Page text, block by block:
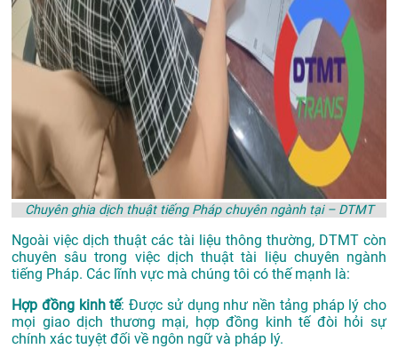
Chuyên ghia dịch thuật tiếng Pháp chuyên ngành tại – DTMT
Ngoài việc dịch thuật các tài liệu thông thường, DTMT còn
chuyên sâu trong việc dịch thuật tài liệu chuyên ngành
tiếng Pháp. Các lĩnh vực mà chúng tôi có thế mạnh là:
Hợp đồng kinh tế: Được sử dụng như nền tảng pháp lý cho
mọi giao dịch thương mại, hợp đồng kinh tế đòi hỏi sự
chính xác tuyệt đối về ngôn ngữ và pháp lý.